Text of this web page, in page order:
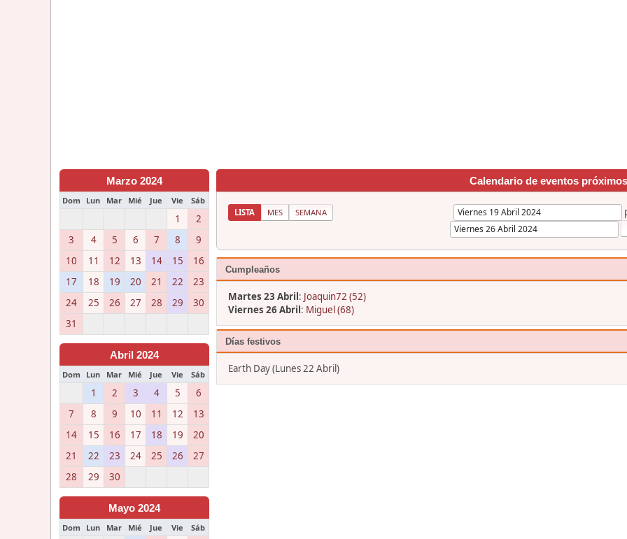
Marzo 2024
Dom Lun Mar Mié Jue Vie Sáb
1
2
3
4 5 6 7 8
9
10
11 12 13 14 15
16
17
18 19 20 21 22
23
24
25 26 27 28 29
30
31
Abril 2024
Dom Lun Mar Mié Jue Vie Sáb
1 2 3 4 5
6
7
8 9 10 11 12
13
14
15 16 17 18 19
20
21
22 23 24 25 26
27
28
29 30
Mayo 2024
Dom Lun Mar Mié Jue Vie Sáb
Calendario de eventos próximos
LISTA MES SEMANA
Cumpleaños
Martes 23 Abril: Joaquin72 (52)
Viernes 26 Abril: Miguel (68)
Días festivos
Earth Day (Lunes 22 Abril)